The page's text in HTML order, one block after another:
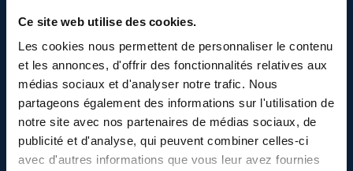
Ce site web utilise des cookies.
Les cookies nous permettent de personnaliser le contenu
et les annonces, d'offrir des fonctionnalités relatives aux
médias sociaux et d'analyser notre trafic. Nous
partageons également des informations sur l'utilisation de
notre site avec nos partenaires de médias sociaux, de
publicité et d'analyse, qui peuvent combiner celles-ci
avec d'autres informations que vous leur avez fournies
CANDIDATS
Offres d'emploi
Établissements
Dentistes disponibles
Espace candidat
Mon profil